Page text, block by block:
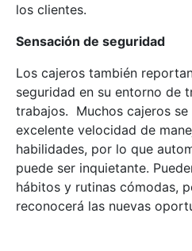
los clientes.
Sensación de seguridad
Los cajeros también
seguridad en su entorno de
trabajos. Muchos cajeros se
excelente velocidad de
habilidades, por lo que
puede ser inquietante.
hábitos y rutinas cómodas,
reconocerá las nuevas